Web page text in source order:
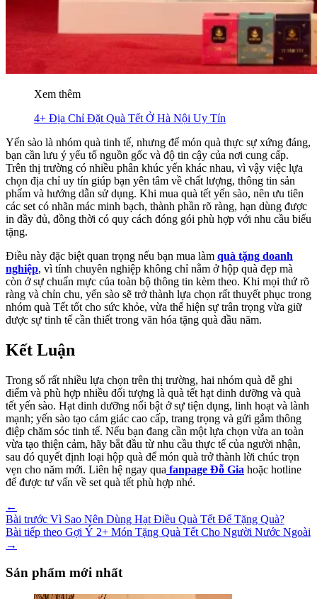
Xem thêm
4+ Địa Chỉ Đặt Quà Tết Ở Hà Nội Uy Tín
Yến sào là nhóm quà tinh tế, nhưng để món quà thực sự xứng đáng,
bạn cần lưu ý yếu tố nguồn gốc và độ tin cậy của nơi cung cấp.
Trên thị trường có nhiều phân khúc yến khác nhau, vì vậy việc lựa
chọn địa chỉ uy tín giúp bạn yên tâm về chất lượng, thông tin sản
phẩm và hướng dẫn sử dụng. Khi mua quà tết yến sào, nên ưu tiên
các set có nhãn mác minh bạch, thành phần rõ ràng, hạn dùng được
in đầy đủ, đồng thời có quy cách đóng gói phù hợp với nhu cầu biếu
tặng.
Điều này đặc biệt quan trọng nếu bạn mua làm quà tặng doanh
nghiệp, vì tính chuyên nghiệp không chỉ nằm ở hộp quà đẹp mà
còn ở sự chuẩn mực của toàn bộ thông tin kèm theo. Khi mọi thứ rõ
ràng và chỉn chu, yến sào sẽ trở thành lựa chọn rất thuyết phục trong
nhóm quà Tết tốt cho sức khỏe, vừa thể hiện sự trân trọng vừa giữ
được sự tinh tế cần thiết trong văn hóa tặng quà đầu năm.
Kết Luận
Trong số rất nhiều lựa chọn trên thị trường, hai nhóm quà dễ ghi
điểm và phù hợp nhiều đối tượng là quà tết hạt dinh dưỡng và quà
tết yến sào. Hạt dinh dưỡng nổi bật ở sự tiện dụng, linh hoạt và lành
mạnh; yến sào tạo cảm giác cao cấp, trang trọng và gửi gắm thông
điệp chăm sóc tinh tế. Nếu bạn đang cần một lựa chọn vừa an toàn
vừa tạo thiện cảm, hãy bắt đầu từ nhu cầu thực tế của người nhận,
sau đó quyết định loại hộp quà để món quà trở thành lời chúc trọn
vẹn cho năm mới. Liên hệ ngay qua fanpage Đỗ Gia hoặc hotline
để được tư vấn về set quà tết phù hợp nhé.
←
Bài trước Vì Sao Nên Dùng Hạt Điều Quà Tết Để Tặng Quà?
Bài tiếp theo Gợi Ý 2+ Món Tặng Quà Tết Cho Người Nước Ngoài
→
Sản phẩm mới nhất